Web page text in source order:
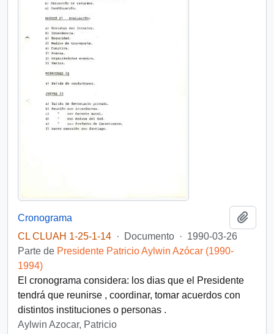
Cronograma
CL CLUAH 1-25-1-14 · Documento · 1990-03-26
Parte de Presidente Patricio Aylwin Azócar (1990-
1994)
El cronograma considera: los dias que el Presidente
tendrá que reunirse , coordinar, tomar acuerdos con
distintos instituciones o personas .
Aylwin Azocar, Patricio